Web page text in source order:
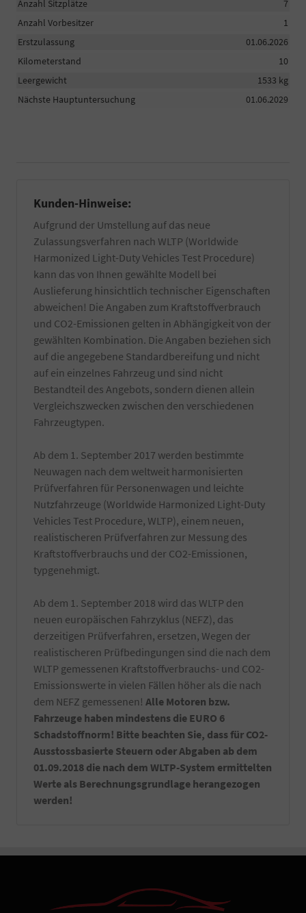
Anzahl Sitzplätze
7
Anzahl Vorbesitzer
1
Erstzulassung
01.06.2026
Kilometerstand
10
Leergewicht
1533 kg
Nächste Hauptuntersuchung
01.06.2029
Kunden-Hinweise:
Aufgrund der Umstellung auf das neue
Zulassungsverfahren nach WLTP (Worldwide
Harmonized Light-Duty Vehicles Test Procedure)
kann das von Ihnen gewählte Modell bei
Auslieferung hinsichtlich technischer Eigenschaften
abweichen! Die Angaben zum Kraftstoffverbrauch
und CO2-Emissionen gelten in Abhängigkeit von der
gewählten Kombination. Die Angaben beziehen sich
auf die angegebene Standardbereifung und nicht
auf ein einzelnes Fahrzeug und sind nicht
Bestandteil des Angebots, sondern dienen allein
Vergleichszwecken zwischen den verschiedenen
Fahrzeugtypen.
Ab dem 1. September 2017 werden bestimmte
Neuwagen nach dem weltweit harmonisierten
Prüfverfahren für Personenwagen und leichte
Nutzfahrzeuge (Worldwide Harmonized Light-Duty
Vehicles Test Procedure, WLTP), einem neuen,
realistischeren Prüfverfahren zur Messung des
Kraftstoffverbrauchs und der CO2-Emissionen,
typgenehmigt.
Ab dem 1. September 2018 wird das WLTP den
neuen europäischen Fahrzyklus (NEFZ), das
derzeitigen Prüfverfahren, ersetzen, Wegen der
realistischeren Prüfbedingungen sind die nach dem
WLTP gemessenen Kraftstoffverbrauchs- und CO2-
Emissionswerte in vielen Fällen höher als die nach
dem NEFZ gemessenen! Alle Motoren bzw.
Fahrzeuge haben mindestens die EURO 6
Schadstoffnorm! Bitte beachten Sie, dass für CO2-
Ausstossbasierte Steuern oder Abgaben ab dem
01.09.2018 die nach dem WLTP-System ermittelten
Werte als Berechnungsgrundlage herangezogen
werden!